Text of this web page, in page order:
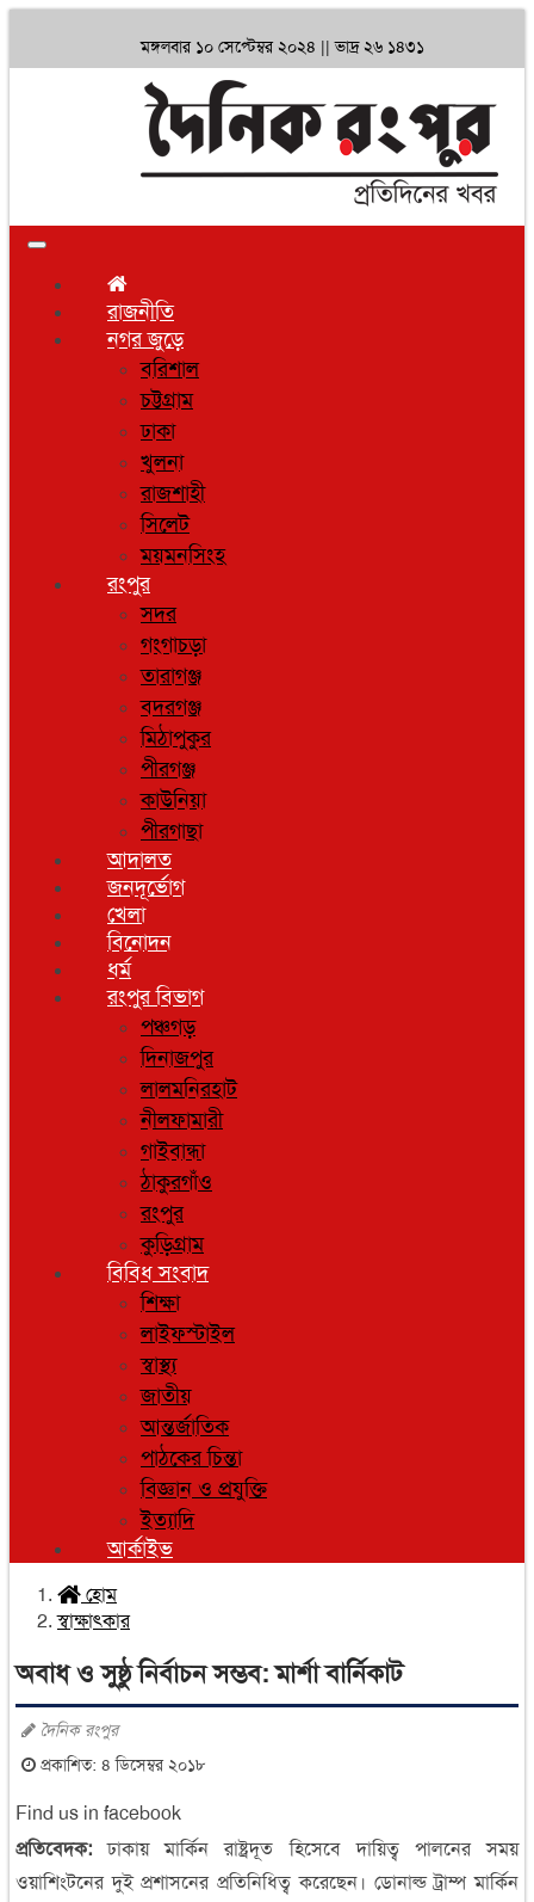
মঙ্গলবার ১০ সেপ্টেম্বর ২০২৪ || ভাদ্র ২৬ ১৪৩১
Toggle
রাজনীতি
নগর জুড়ে
বরিশাল
চট্টগ্রাম
ঢাকা
খুলনা
রাজশাহী
সিলেট
ময়মনসিংহ
রংপুর
সদর
গংগাচড়া
তারাগঞ্জ
বদরগঞ্জ
মিঠাপুকুর
পীরগঞ্জ
কাউনিয়া
পীরগাছা
আদালত
জনদূর্ভোগ
খেলা
বিনোদন
ধর্ম
রংপুর বিভাগ
পঞ্চগড়
দিনাজপুর
লালমনিরহাট
নীলফামারী
গাইবান্ধা
ঠাকুরগাঁও
রংপুর
কুড়িগ্রাম
বিবিধ সংবাদ
শিক্ষা
লাইফস্টাইল
স্বাস্থ্য
জাতীয়
আন্তর্জাতিক
পাঠকের চিন্তা
বিজ্ঞান ও প্রযুক্তি
ইত্যাদি
আর্কাইভ
হোম
স্বাক্ষাৎকার
অবাধ ও সুষ্ঠু নির্বাচন সম্ভব: মার্শা বার্নিকাট
দৈনিক রংপুর
প্রকাশিত: ৪ ডিসেম্বর ২০১৮
Find us in facebook
প্রতিবেদক: ঢাকায় মার্কিন রাষ্ট্রদূত হিসেবে দায়িত্ব পালনের সময়
ওয়াশিংটনের দুই প্রশাসনের প্রতিনিধিত্ব করেছেন। ডোনাল্ড ট্রাম্প মার্কিন